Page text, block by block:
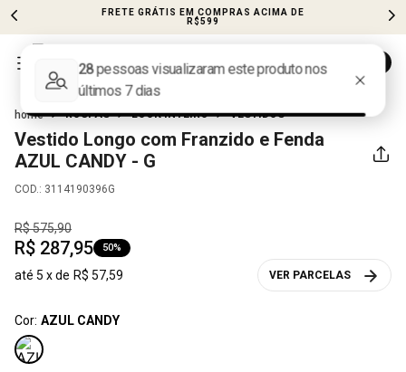
FRETE GRÁTIS EM COMPRAS ACIMA DE
R$599
ROUPAS LOOK INTEIRO VESTIDOS
Vestido Longo com Franzido e Fenda
AZUL CANDY - G
COD.: 3114190396G
R$575,90
R$ 287,95 50%
até 5 x de R$ 57,59 VER PARCELAS
Cor: AZUL CANDY